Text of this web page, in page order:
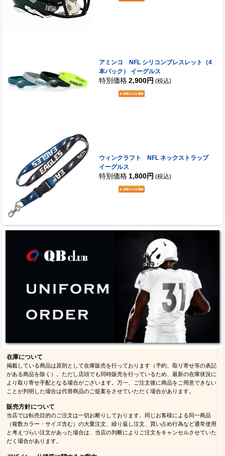
アミンコ NFL シリコンブレスレット（4
本パック） イーグルス
特別価格 2,900円 (税込)
ウィンクラフト NFL ネックストラップ
イーグルス
特別価格 1,800円 (税込)
在庫について
掲載している商品は原則として在庫販売を行っております（予約、取り寄せ等の表記
がある商品を除く）。ただし店頭でも同時販売を行っているため、最新の在庫状況に
より取り寄せ手配となる場合がございます。万一、ご注文後に商品をご用意できない
ことが判明した場合は代替商品のご提案をさせていただく場合があります。
販売方針について
当店では転売目的のご注文は一切お断りしております。同じお客様による同一商品
（複数カラー・サイズ含む）の大量注文、繰り返し注文、買い占め行為など通常使用
と考えづらい注文があった場合は、当店の判断によりご注文をキャンセルさせていた
だく場合があります。